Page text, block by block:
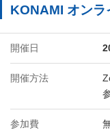
KONAMI オンラ
開催日
開催方法
参加費